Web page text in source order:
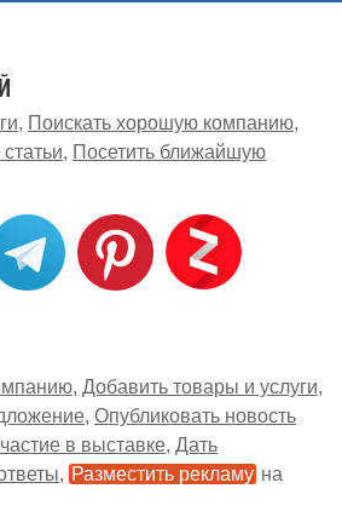
Поискать хорошую компанию
Посетить ближайшую
Добавить товары и услуги
Опубликовать новость
в выставке Дать
Разместить рекламу на